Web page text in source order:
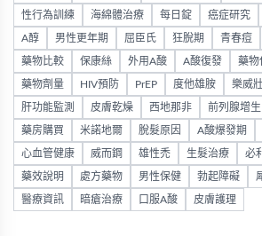
性行為訓練 海綿體治療 每日錠 癌症研究
A醇 男性更年期 屈臣氏 狂脫期 青春痘
藥物比較 保康絲 外用A酸 A酸復發 藥物
藥物劑量 HIV預防 PrEP 度他雄胺 樂威
肝功能監測 皮膚乾燥 西地那非 前列腺增生
藥房購買 米諾地爾 脫髮原因 A酸爆發期
心血管健康 威而鋼 雄性禿 生髮治療 必
藥效說明 處方藥物 男性保健 勃起障礙
醫療資訊 暗瘡治療 口服A酸 皮膚護理